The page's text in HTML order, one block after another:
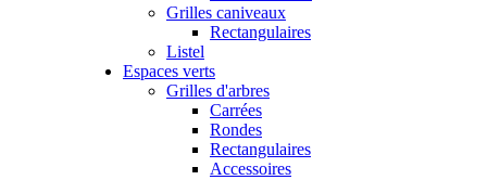
Grilles caniveaux
Rectangulaires
Listel
Espaces verts
Grilles d'arbres
Carrées
Rondes
Rectangulaires
Accessoires